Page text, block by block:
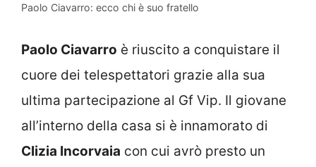
Paolo Ciavarro: ecco chi è suo fratello
Paolo Ciavarro è riuscito a conquistare il
cuore dei telespettatori grazie alla sua
ultima partecipazione al Gf Vip. Il giovane
all’interno della casa si è innamorato di
Clizia Incorvaia con cui avrò presto un